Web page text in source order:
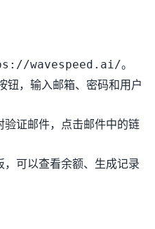
wavespeed.ai/。
钮，输入邮箱、密码和用户
证邮件，点击邮件中的链
可以查看余额、生成记录